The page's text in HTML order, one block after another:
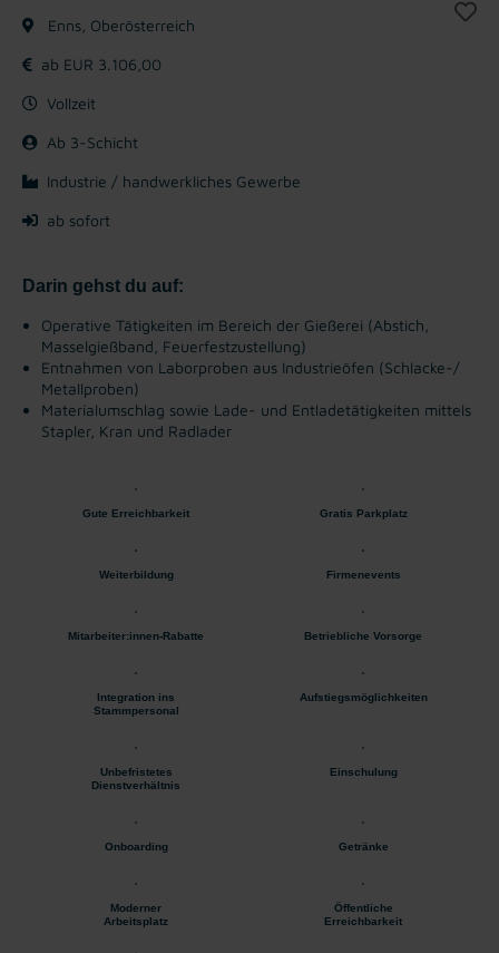
Enns, Oberösterreich
ab EUR 3.106,00
Vollzeit
Ab 3-Schicht
Industrie / handwerkliches Gewerbe
ab sofort
Darin gehst du auf:
Operative Tätigkeiten im Bereich der Gießerei (Abstich,
Masselgießband, Feuerfestzustellung)
Entnahmen von Laborproben aus Industrieöfen (Schlacke-/
Metallproben)
Materialumschlag sowie Lade- und Entladetätigkeiten mittels
Stapler, Kran und Radlader
Gute Erreichbarkeit Gratis Parkplatz
Weiterbildung Firmenevents
Mitarbeiter:innen-Rabatte Betriebliche Vorsorge
Integration ins
Stammpersonal
Aufstiegsmöglichkeiten
Unbefristetes
Dienstverhältnis
Einschulung
Onboarding Getränke
Moderner
Arbeitsplatz
Öffentliche
Erreichbarkeit